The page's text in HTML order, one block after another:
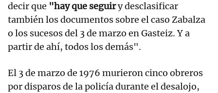
decir que "hay que seguiry desclasificar
también los documentos sobre el caso Zabalza
o los sucesos del 3 de marzo en Gasteiz. Y a
partir de ahí, todos los demás".
El 3 de marzo de 1976 murieron cinco obreros
por disparos de la policía durante el desalojo,